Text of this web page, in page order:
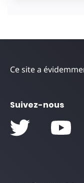
Ce site a
Suivez-nous